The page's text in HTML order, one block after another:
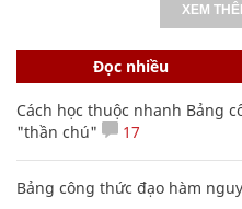
XEM
Đọc nhiều
Cách học thuộc nhanh Bảng
"thần chú"
17
Bảng công thức đạo hàm